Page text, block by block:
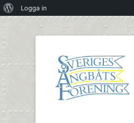
OmLogga in